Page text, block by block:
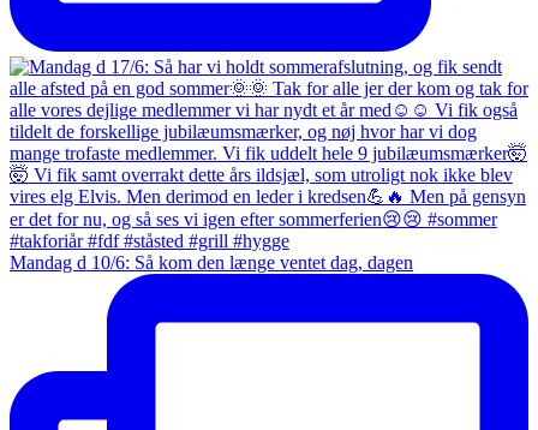
Mandag d 10/6: Så kom den længe ventet dag, dagen